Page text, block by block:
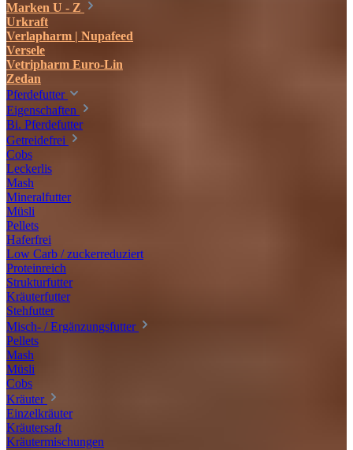
Marken U - Z
Urkraft
Verlapharm | Nupafeed
Versele
Vetripharm Euro-Lin
Zedan
Pferdefutter
Eigenschaften
Bi. Pferdefutter
Getreidefrei
Cobs
Leckerlis
Mash
Mineralfutter
Müsli
Pellets
Haferfrei
Low Carb / zuckerreduziert
Proteinreich
Strukturfutter
Kräuterfutter
Stehfutter
Misch- / Ergänzungsfutter
Pellets
Mash
Müsli
Cobs
Kräuter
Einzelkräuter
Kräutersaft
Kräutermischungen